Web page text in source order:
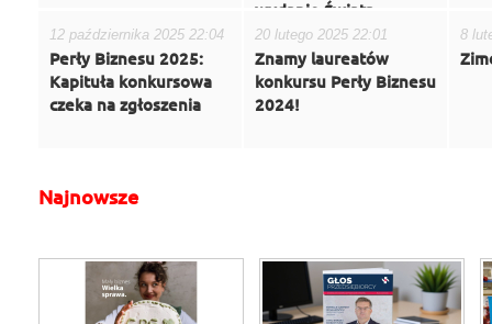
wydanie Świata
Biznesu
12 października 2025 22:04
Perły Biznesu 2025:
Kapituła konkursowa
czeka na zgłoszenia
20 lutego 2025 22:01
Znamy laureatów
konkursu Perły Biznesu
2024!
8
Najnowsze